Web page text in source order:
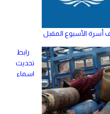
رابط
تحديث
اسماء